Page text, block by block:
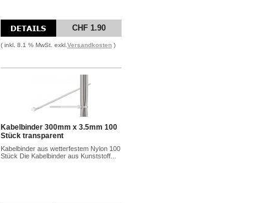
CHF 1.90
( inkl. 8.1 % MwSt. exkl. Versandkosten )
Kabelbinder 300mm x 3.5mm 100
Stück transparent
Kabelbinder aus wetterfestem Nylon 100
Stück Die Kabelbinder aus Kunststoff...